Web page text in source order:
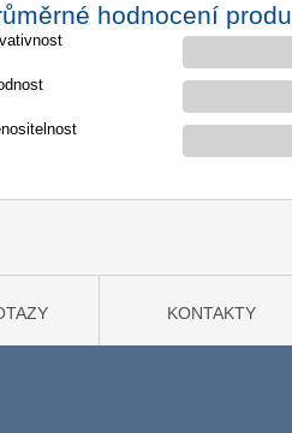
hodnocení
KONTAKTY